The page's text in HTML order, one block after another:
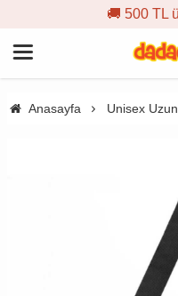
🚚 500 TL
Anasayfa Unisex